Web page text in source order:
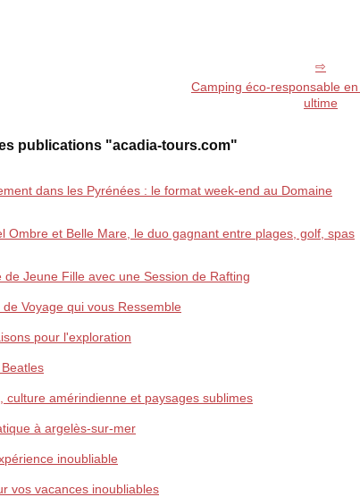
Camping éco-responsable
ultime
publications "acadia-tours.com"
dans les Pyrénées : le format week-end au Domaine
Ombre et Belle Mare, le duo gagnant entre plages, golf, spas
Jeune Fille avec une Session de Rafting
Voyage qui vous Ressemble
pour l'exploration
culture amérindienne et paysages sublimes
à argelès-sur-mer
inoubliable
vos vacances inoubliables